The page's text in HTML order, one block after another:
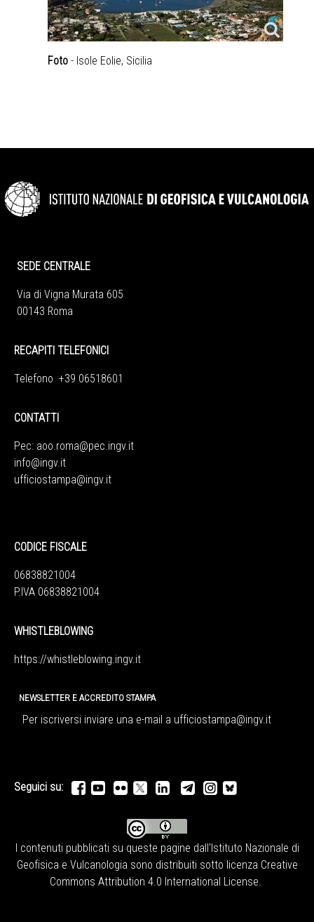
Foto - Isole Eolie, Sicilia
SEDE CENTRALE
Via di Vigna Murata 605
00143 Roma
RECAPITI TELEFONICI
Telefono +39 06518601
CONTATTI
Pec: aoo.roma@pec.ingv.it
info@ingv.it
ufficiostampa@ingv.it
CODICE FISCALE
06838821004
P.IVA 06838821004
WHISTLEBLOWING
https://whistleblowing.ingv.it
NEWSLETTER E ACCREDITO STAMPA
Per iscriversi inviare una e-mail a ufficiostampa@ingv.it
Seguici su:
I contenuti pubblicati su queste pagine dall'Istituto Nazionale di
Geofisica e Vulcanologia sono distribuiti sotto licenza Creative
Commons Attribution 4.0 International License.